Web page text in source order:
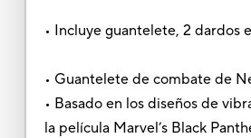
• Incluye guantelete, 2 dardos
• Guantelete de combate de
• Basado en los diseños de
la película Marvel’s Black